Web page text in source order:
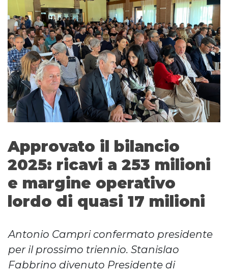
Approvato il bilancio
2025: ricavi a 253 milioni
e margine operativo
lordo di quasi 17 milioni
Antonio Campri confermato presidente
per il prossimo triennio. Stanislao
Fabbrino divenuto Presidente di